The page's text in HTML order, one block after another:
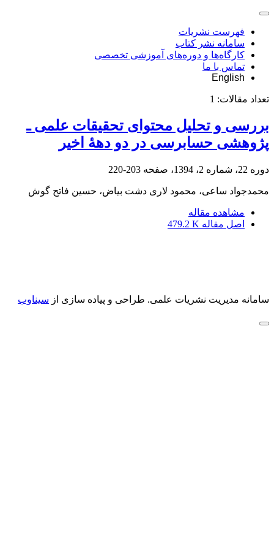
فهرست نشریات
سامانه نشر کتاب
کارگاه‌ها و دوره‌های آموزشی تخصصی
تماس با ما
English
تعداد مقالات: 1
بررسی و تحلیل محتوای تحقیقات علمی ـ
پژوهشی حسابرسی در دو دهۀ اخیر
دوره 22، شماره 2، 1394، صفحه 203-220
محمدجواد ساعی، محمود لاری دشت بیاض، حسین فاتح گوش
مشاهده مقاله
اصل مقاله 479.2 K
سامانه مدیریت نشریات علمی. طراحی و پیاده سازی از سیناوب